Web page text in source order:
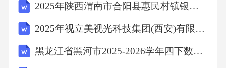
步鼓励和保护政策C:企业技术进步或者创新战
略D:行业技术进步的整体水平和变化趋势
2025年陕西渭南市合阳县惠民村镇银行招聘（8人）笔试历年典型考题及考点剖析附带答案详解
2025年视立美视光科技集团(西安)有限公司招聘笔试历年难易错考点试卷带答案解析
黑龙江省黑河市2025-2026学年四下数学期中达标检测试题（含答案解析）